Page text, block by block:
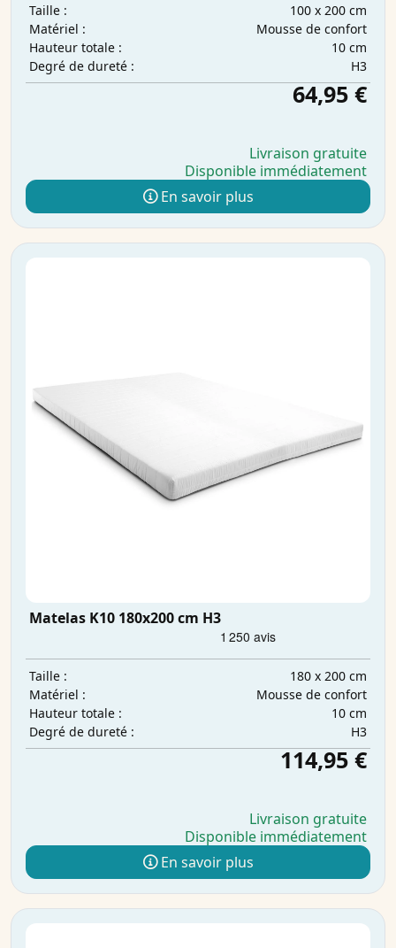
Taille :
100 x 200 cm
Matériel :
Mousse de confort
Hauteur totale :
10 cm
Degré de dureté :
H3
64,95 €
Livraison gratuite
Disponible immédiatement
En savoir plus
Matelas K10 180x200 cm H3
Taille :
180 x 200 cm
Matériel :
Mousse de confort
Hauteur totale :
10 cm
Degré de dureté :
H3
114,95 €
Livraison gratuite
Disponible immédiatement
En savoir plus